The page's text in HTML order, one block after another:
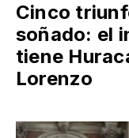
Cinco
soñado: el
tiene
Lorenzo